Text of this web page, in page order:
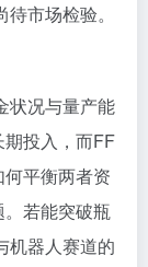
市场检验。
状况与量产能
投入，而FF
平衡两者资
若能突破瓶
机器人赛道的